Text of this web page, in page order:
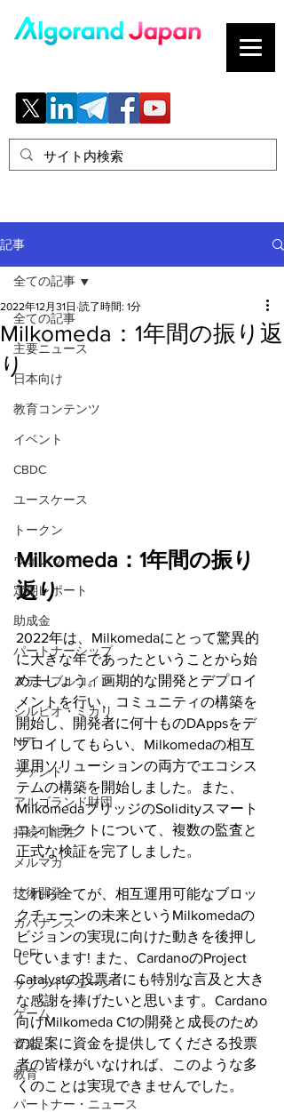
記事
全ての記事
主要ニュース
日本向け
教育コンテンツ
イベント
CBDC
ユースケース
トークン
ウォレット
定期レポート
助成金
パートナーシップ
ステーブルコイン
シルビオ・ミカリ
NFT
ファンド
アルゴランド財団
持続可能性
メルマガ
技術開発
ガバナンス
DeFi
サプライチェーン
ゲーム
音楽
教育
パートナー・ニュース
全ての記事
Milkomeda：1年間の振り返
り
2022年12月31日 読了時間: 1分
Milkomeda：1年間の振り
返り
2022年は、Milkomedaにとって驚異的
に大きな年であったということから始
めましょう。画期的な開発とデプロイ
メントを行い、コミュニティの構築を
開始し、開発者に何十ものDAppsをデ
プロイしてもらい、Milkomedaの相互
運用ソリューションの両方でエコシス
テムの構築を開始しました。また、
MilkomedaブリッジのSolidityスマート
コントラクトについて、複数の監査と
正式な検証を完了しました。
これら全てが、相互運用可能なブロッ
クチェーンの未来というMilkomedaの
ビジョンの実現に向けた動きを後押し
しています! また、CardanoのProject
Catalystの投票者にも特別な言及と大き
な感謝を捧げたいと思います。Cardano
向けMilkomeda C1の開発と成長のため
の提案に資金を提供してくださる投票
者の皆様がいなければ、このような多
くのことは実現できませんでした。